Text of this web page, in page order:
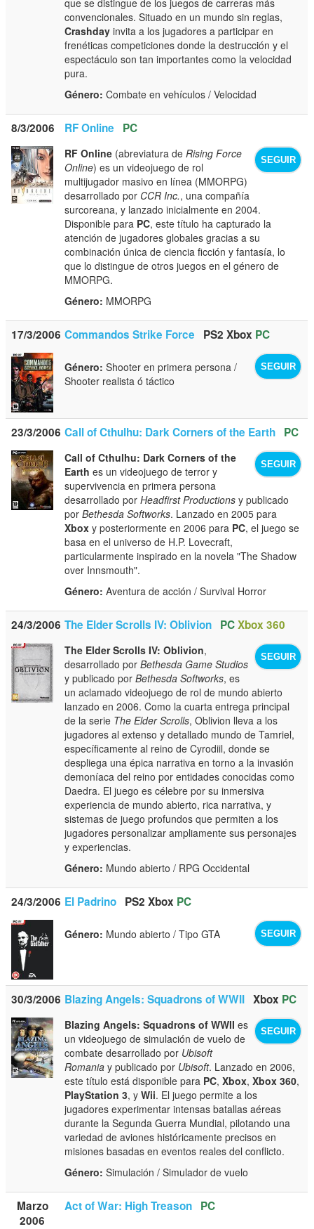
convencionales. Situado en un mundo sin reglas,
Crashday invita a los jugadores a participar en
frenéticas competiciones donde la destrucción y el
espectáculo son tan importantes como la velocidad
pura.
Género: Combate en vehículos / Velocidad
8/3/2006 RF Online PC
SEGUIR
RF Online (abreviatura de Rising Force
Online) es un videojuego de rol
multijugador masivo en línea (MMORPG)
desarrollado por CCR Inc., una compañía
surcoreana, y lanzado inicialmente en 2004.
Disponible para PC, este título ha capturado la
atención de jugadores globales gracias a su
combinación única de ciencia ficción y fantasía, lo
que lo distingue de otros juegos en el género de
MMORPG.
Género: MMORPG
17/3/2006 Commandos Strike Force PS2 Xbox PC
SEGUIR
Género: Shooter en primera persona /
Shooter realista ó táctico
23/3/2006 Call of Cthulhu: Dark Corners of the Earth PC
SEGUIR
Call of Cthulhu: Dark Corners of the
Earth es un videojuego de terror y
supervivencia en primera persona
desarrollado porHeadfirst Productions y publicado
porBethesda Softworks. Lanzado en 2005 para
Xbox y posteriormente en 2006 para PC, el juego se
basa en el universo de H.P. Lovecraft,
particularmente inspirado en la novela "The Shadow
over Innsmouth".
Género: Aventura de acción / Survival Horror
24/3/2006 The Elder Scrolls IV: Oblivion PCXbox 360
SEGUIR
The Elder Scrolls IV: Oblivion,
desarrollado porBethesda Game Studios
y publicado porBethesda Softworks, es
un aclamado videojuego de rol de mundo abierto
lanzado en 2006. Como la cuarta entrega principal
de la serie The Elder Scrolls, Oblivion lleva a los
jugadores al extenso y detallado mundo de Tamriel,
específicamente al reino de Cyrodiil, donde se
despliega una épica narrativa en torno a la invasión
demoníaca del reino por entidades conocidas como
Daedra. El juego es célebre por su inmersiva
experiencia de mundo abierto, rica narrativa, y
sistemas de juego profundos que permiten a los
jugadores personalizar ampliamente sus personajes
y experiencias.
Género: Mundo abierto / RPG Occidental
24/3/2006 El Padrino PS2 Xbox PC
SEGUIR
Género: Mundo abierto / Tipo GTA
30/3/2006 Blazing Angels: Squadrons of WWII Xbox PC
SEGUIR
Blazing Angels: Squadrons of WWII es
un videojuego de simulación de vuelo de
combate desarrollado por Ubisoft
Romania y publicado por Ubisoft. Lanzado en 2006,
este título está disponible para PC,Xbox,Xbox 360,
PlayStation 3, yWii. El juego permite a los
jugadores experimentar intensas batallas aéreas
durante la Segunda Guerra Mundial, pilotando una
variedad de aviones históricamente precisos en
misiones basadas en eventos reales del conflicto.
Género: Simulación / Simulador de vuelo
Marzo
2006
Act of War: High Treason PC